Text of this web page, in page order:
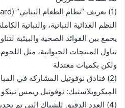
النظم الغذائية النباتية، والنباتية
يجمع بين الفوائد الصحية والبيئية
تناول المنتجات الحيوانية، مثل
ولكن بكميات معتدلة
(2) فنادق نوفوتيل المشاركة في
الميكروبلاستيك: نوفوتيل ريمس تينكو
(4) العدد الدقيق للشباك التي تم